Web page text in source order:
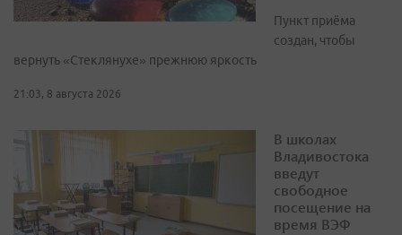
Пункт приёма
создан, чтобы
вернуть «Стеклянухе» прежнюю яркость
21:03, 8 августа 2026
В школах
Владивостока
введут
свободное
посещение на
время ВЭФ